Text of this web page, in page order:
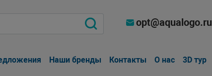
opt@aqualogo.ru
Наши бренды Контакты О нас 3D тур